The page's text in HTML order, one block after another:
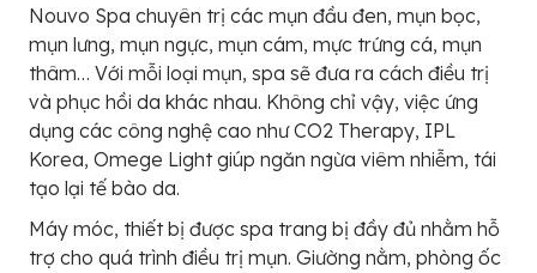
Nouvo Spa chuyên trị các mụn đầu đen, mụn bọc,
mụn lưng, mụn ngực, mụn cám, mực trứng cá, mụn
thâm… Với mỗi loại mụn, spa sẽ đưa ra cách điều trị
và phục hồi da khác nhau. Không chỉ vậy, việc ứng
dụng các công nghệ cao như CO2 Therapy, IPL
Korea, Omege Light giúp ngăn ngừa viêm nhiễm, tái
tạo lại tế bào da.
Máy móc, thiết bị được spa trang bị đầy đủ nhằm hỗ
trợ cho quá trình điều trị mụn. Giường nằm, phòng ốc